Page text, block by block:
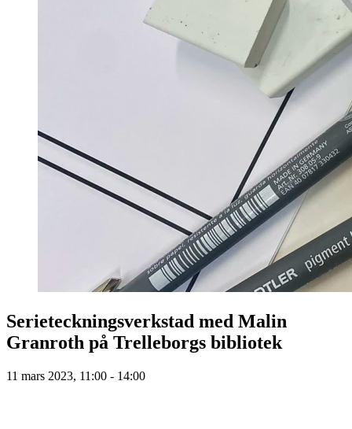
Serieteckningsverkstad med Malin
Granroth på Trelleborgs bibliotek
11 mars 2023, 11:00 - 14:00